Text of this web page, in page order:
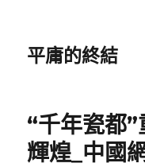
平庸的終結
“千年瓷都
輝煌_中國